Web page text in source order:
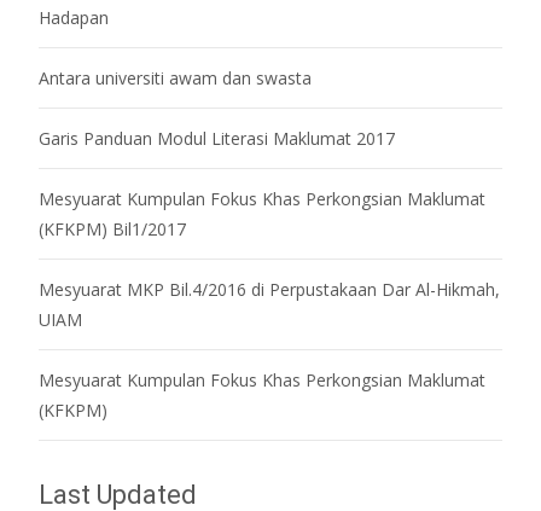
Hadapan
Antara universiti awam dan swasta
Garis Panduan Modul Literasi Maklumat 2017
Mesyuarat Kumpulan Fokus Khas Perkongsian Maklumat
(KFKPM) Bil1/2017
Mesyuarat MKP Bil.4/2016 di Perpustakaan Dar Al-Hikmah,
UIAM
Mesyuarat Kumpulan Fokus Khas Perkongsian Maklumat
(KFKPM)
Last Updated